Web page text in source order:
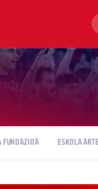
FUNDAZIOA ESKOLA